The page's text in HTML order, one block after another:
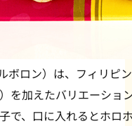
ロン）は、フィリピ
加えたバリエーショ
で、口に入れるとホロ